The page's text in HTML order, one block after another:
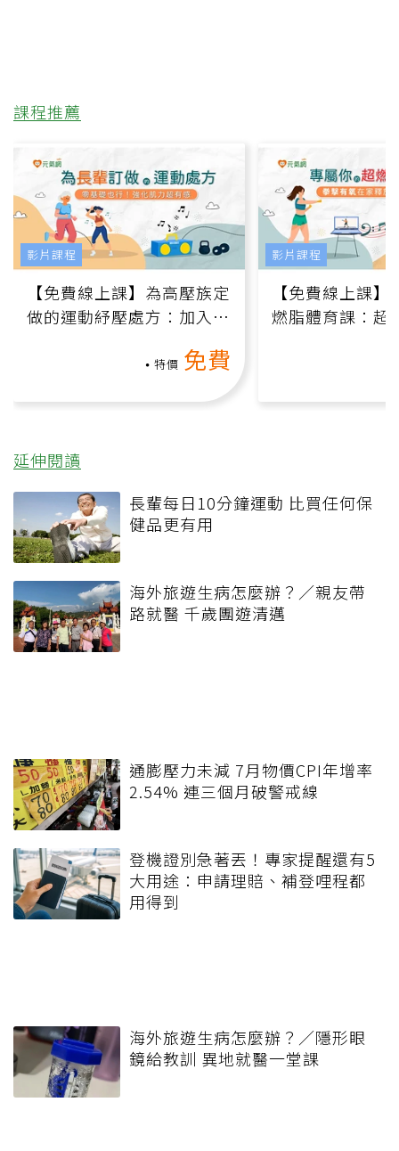
課程推薦
【免費線上課】為高壓族定
做的運動紓壓處方：加入行
特價 免費
影片課程
【免費線上課
燃脂體育課：超
影片課程
延伸閱讀
長輩每日10分鐘運動 比買任何保
健品更有用
海外旅遊生病怎麼辦？／親友帶
路就醫 千歲團遊清邁
通膨壓力未減 7月物價CPI年增率
2.54% 連三個月破警戒線
登機證別急著丟！專家提醒還有5
大用途：申請理賠、補登哩程都
用得到
海外旅遊生病怎麼辦？／隱形眼
鏡給教訓 異地就醫一堂課